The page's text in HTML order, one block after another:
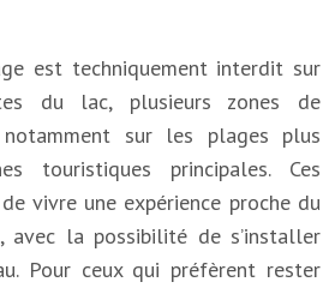
est techniquement interdit sur
du lac, plusieurs zones de
sur les plages plus
touristiques principales. Ces
vivre une expérience proche du
avec la possibilité de s’installer
Pour ceux qui préfèrent rester